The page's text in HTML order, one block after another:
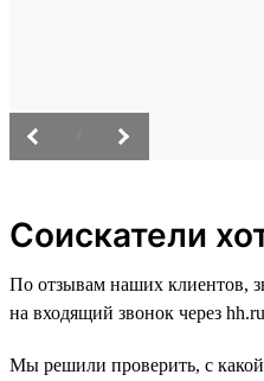
Соискатели
По отзывам наших клиентов,
на входящий звонок через
Мы решили проверить, с какой